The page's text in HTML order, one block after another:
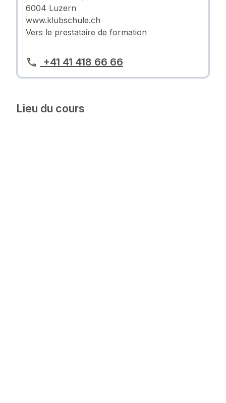
6004 Luzern
www.klubschule.ch
Vers le prestataire de formation
+41 41 418 66 66
Lieu du cours